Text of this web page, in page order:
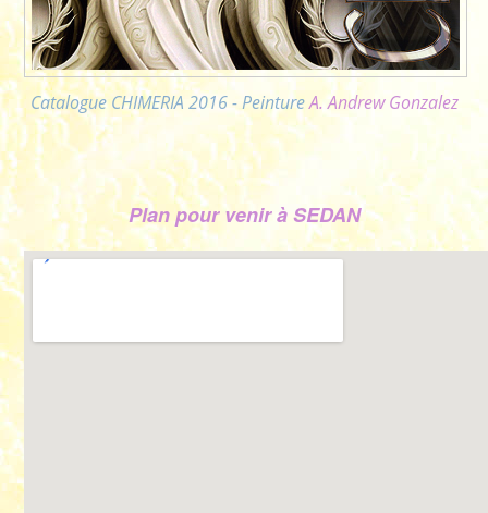
Catalogue CHIMERIA 2016 - PeintureA. Andrew Gonzalez
Plan pour venir à SEDAN